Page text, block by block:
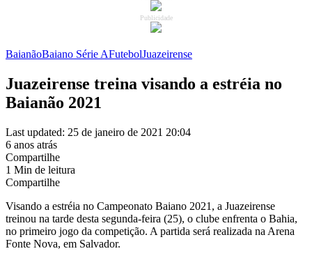
Publicidade
BaianãoBaiano Série AFutebolJuazeirense
Juazeirense treina visando a estréia no
Baianão 2021
Last updated: 25 de janeiro de 2021 20:04
6 anos atrás
Compartilhe
1 Min de leitura
Compartilhe
Visando a estréia no Campeonato Baiano 2021, a Juazeirense
treinou na tarde desta segunda-feira (25), o clube enfrenta o Bahia,
no primeiro jogo da competição. A partida será realizada na Arena
Fonte Nova, em Salvador.